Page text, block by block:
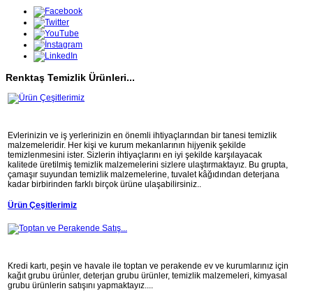
Renktaş Temizlik Ürünleri...
Evlerinizin ve iş yerlerinizin en önemli ihtiyaçlarından bir tanesi temizlik
malzemeleridir. Her kişi ve kurum mekanlarının hijyenik şekilde
temizlenmesini ister. Sizlerin ihtiyaçlarını en iyi şekilde karşılayacak
kalitede üretilmiş temizlik malzemelerini sizlere ulaştırmaktayız. Bu grupta,
çamaşır suyundan temizlik malzemelerine, tuvalet kâğıdından deterjana
kadar birbirinden farklı birçok ürüne ulaşabilirsiniz..
Ürün Çeşitlerimiz
Kredi kartı, peşin ve havale ile toptan ve perakende ev ve kurumlarınız için
kağıt grubu ürünler, deterjan grubu ürünler, temizlik malzemeleri, kimyasal
grubu ürünlerin satışını yapmaktayız....